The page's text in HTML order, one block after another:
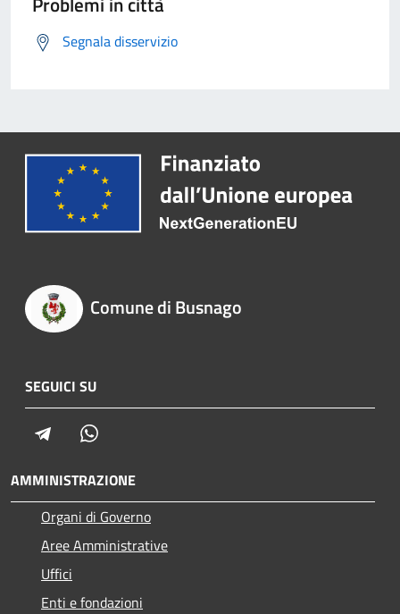
Segnala disservizio
Comune di Busnago
SEGUICI SU
Telegram
AMMINISTRAZIONE
Organi di Governo
Aree Amministrative
Uffici
Enti e fondazioni